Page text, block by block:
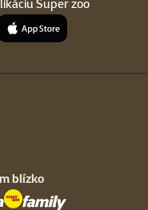
Super zoo
blízko